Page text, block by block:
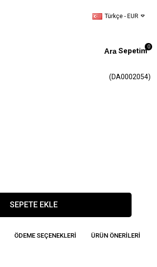
Türkçe - EUR
Sepetim0
(DA0002054)
ÖDEME SEÇENEKLERI ÜRÜN ÖNERILERI